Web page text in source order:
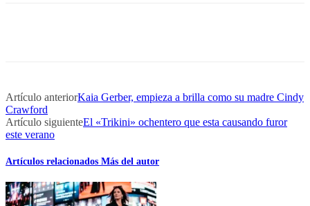
Artículo anteriorKaia Gerber, empieza a brilla como su madre Cindy
Crawford
Artículo siguienteEl «Trikini» ochentero que esta causando furor
este verano
Artículos relacionados Más del autor